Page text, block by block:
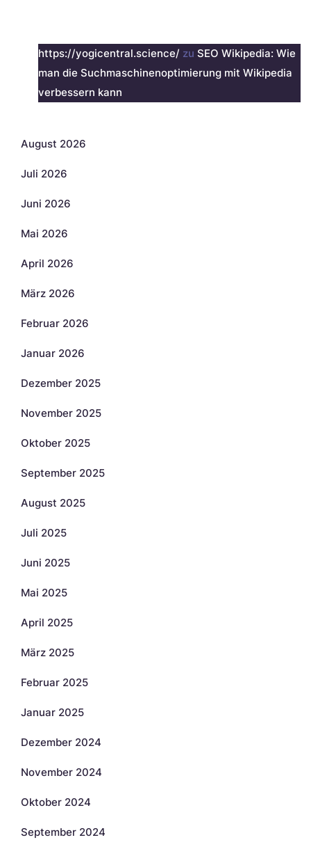
https://yogicentral.science/ zu SEO Wikipedia: Wie
man die Suchmaschinenoptimierung mit Wikipedia
verbessern kann
August 2026
Juli 2026
Juni 2026
Mai 2026
April 2026
März 2026
Februar 2026
Januar 2026
Dezember 2025
November 2025
Oktober 2025
September 2025
August 2025
Juli 2025
Juni 2025
Mai 2025
April 2025
März 2025
Februar 2025
Januar 2025
Dezember 2024
November 2024
Oktober 2024
September 2024